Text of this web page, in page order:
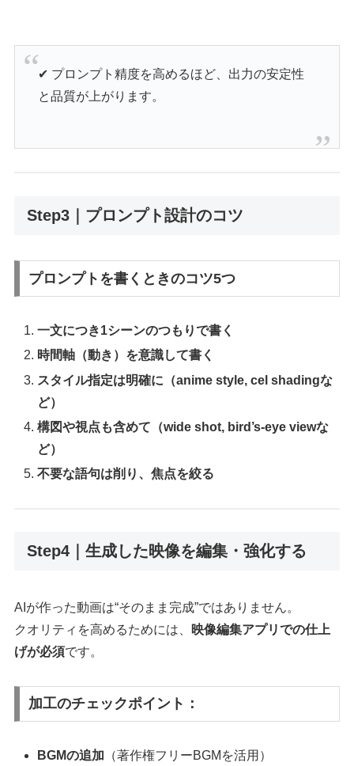
✔ プロンプト精度を高めるほど、出力の安定性
と品質が上がります。
Step3｜プロンプト設計のコツ
プロンプトを書くときのコツ5つ
一文につき1シーンのつもりで書く
時間軸（動き）を意識して書く
スタイル指定は明確に（anime style, cel shadingな
ど）
構図や視点も含めて（wide shot, bird’s-eye viewな
ど）
不要な語句は削り、焦点を絞る
Step4｜生成した映像を編集・強化する
AIが作った動画は“そのまま完成”ではありません。
クオリティを高めるためには、
映像編集アプリでの仕上
げが必須です。
加工のチェックポイント：
BGMの追加 （著作権フリーBGMを活用）